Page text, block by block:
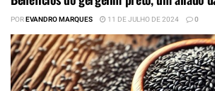
POREVANDRO MARQUES 11 DE JULHO DE 2024 0